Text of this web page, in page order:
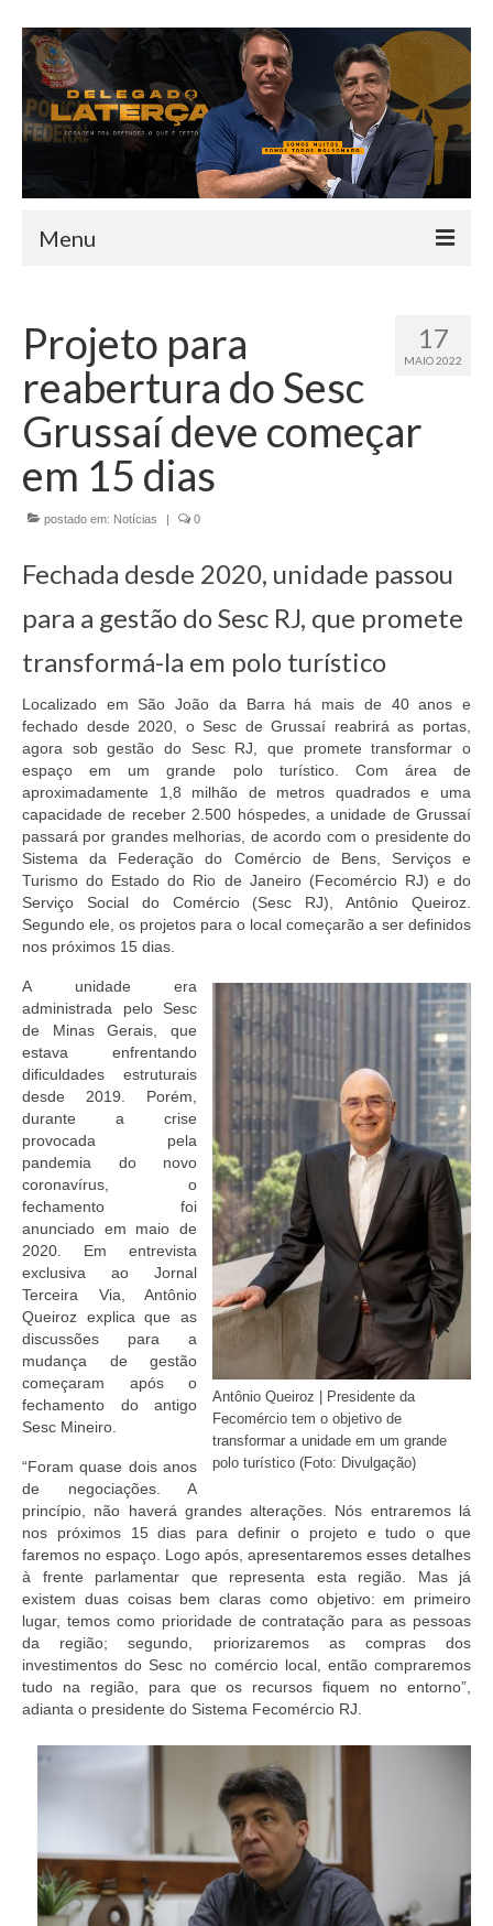
Menu
QUEM SOU
INFORMATIVO
TEAM
MANDATO
EMENDAS
PROPOSTAS LEGISLATIVAS
TRANSPARÊNCIA
AGENDA
CONTATO
17
MAIO 2022
Projeto para
reabertura do Sesc
Grussaí deve começar
em 15 dias
postado em: Notícias | 0
Fechada desde 2020, unidade passou
para a gestão do Sesc RJ, que promete
transformá-la em polo turístico
Localizado em São João da Barra há mais de 40 anos e
fechado desde 2020, o Sesc de Grussaí reabrirá as portas,
agora sob gestão do Sesc RJ, que promete transformar o
espaço em um grande polo turístico. Com área de
aproximadamente 1,8 milhão de metros quadrados e uma
capacidade de receber 2.500 hóspedes, a unidade de Grussaí
passará por grandes melhorias, de acordo com o presidente do
Sistema da Federação do Comércio de Bens, Serviços e
Turismo do Estado do Rio de Janeiro (Fecomércio RJ) e do
Serviço Social do Comércio (Sesc RJ), Antônio Queiroz.
Segundo ele, os projetos para o local começarão a ser definidos
nos próximos 15 dias.
Antônio Queiroz | Presidente da
Fecomércio tem o objetivo de
transformar a unidade em um grande
polo turístico (Foto: Divulgação)
A unidade era
administrada pelo Sesc
de Minas Gerais, que
estava enfrentando
dificuldades estruturais
desde 2019. Porém,
durante a crise
provocada pela
pandemia do novo
coronavírus, o
fechamento foi
anunciado em maio de
2020. Em entrevista
exclusiva ao Jornal
Terceira Via, Antônio
Queiroz explica que as
discussões para a
mudança de gestão
começaram após o
fechamento do antigo
Sesc Mineiro.
“Foram quase dois anos
de negociações. A
princípio, não haverá grandes alterações. Nós entraremos lá
nos próximos 15 dias para definir o projeto e tudo o que
faremos no espaço. Logo após, apresentaremos esses detalhes
à frente parlamentar que representa esta região. Mas já
existem duas coisas bem claras como objetivo: em primeiro
lugar, temos como prioridade de contratação para as pessoas
da região; segundo, priorizaremos as compras dos
investimentos do Sesc no comércio local, então compraremos
tudo na região, para que os recursos fiquem no entorno”,
adianta o presidente do Sistema Fecomércio RJ.